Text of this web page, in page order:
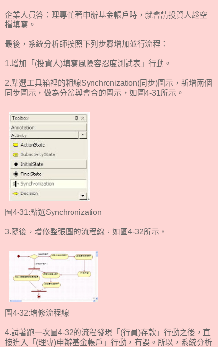
企業人員答：理專忙著申辦基金帳戶時，就會請投資人趁空
檔填寫。
最後，系統分析師按照下列步驟增加並行流程：
1.增加「(投資人)填寫風險容忍度測試表」行動。
2.點選工具箱裡的粗線Synchronization(同步)圖示，新增兩個
同步圖示，做為分岔與會合的圖示，如圖4-31所示。
圖4-31:點選Synchronization
3.隨後，增修整張圖的流程線，如圖4-32所示。
圖4-32:增修流程線
4.試著跑一次圖4-32的流程發現「(行員)存款」行動之後，直
接進入「(理專)申辦基金帳戶」行動，有誤。所以，系統分析